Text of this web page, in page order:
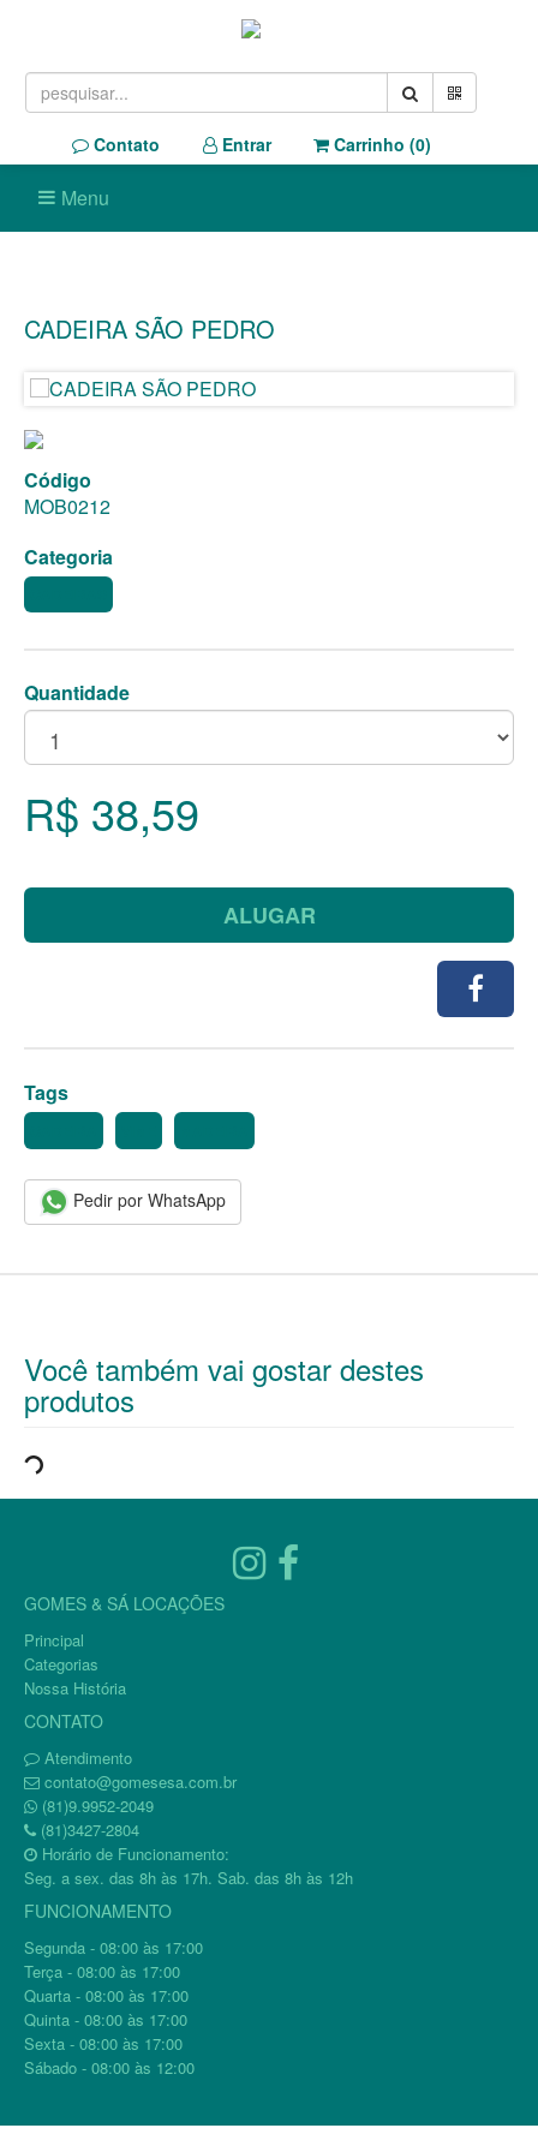
Contato Entrar Carrinho (0)
Menu
CADEIRA SÃO PEDRO
Código
MOB0212
Categoria
Quantidade
R$ 38,59
ALUGAR
Tags
Pedir por WhatsApp
Você também vai gostar destes
produtos
GOMES & SÁ LOCAÇÕES
Principal
Categorias
Nossa História
CONTATO
Atendimento
contato@gomesesa.com.br
(81)9.9952-2049
(81)3427-2804
Horário de Funcionamento:
Seg. a sex. das 8h às 17h. Sab. das 8h às 12h
FUNCIONAMENTO
Segunda - 08:00 às 17:00
Terça - 08:00 às 17:00
Quarta - 08:00 às 17:00
Quinta - 08:00 às 17:00
Sexta - 08:00 às 17:00
Sábado - 08:00 às 12:00